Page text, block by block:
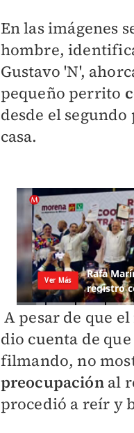
En las imágenes
hombre,
Gustavo 'N',
pequeño perrito
desde el segundo
casa.
A pesar de que
dio cuenta de
filmando, no
preocupaciónal
procedió a reír y